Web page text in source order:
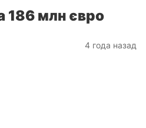
186 млн євро
4 года назад